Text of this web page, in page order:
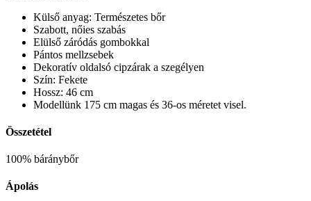
Külső anyag: Természetes bőr
Szabott, nőies szabás
Elülső záródás gombokkal
Pántos mellzsebek
Dekoratív oldalsó cipzárak a szegélyen
Szín: Fekete
Hossz: 46 cm
Modellünk 175 cm magas és 36-os méretet visel.
Összetétel
100% báránybőr
Ápolás